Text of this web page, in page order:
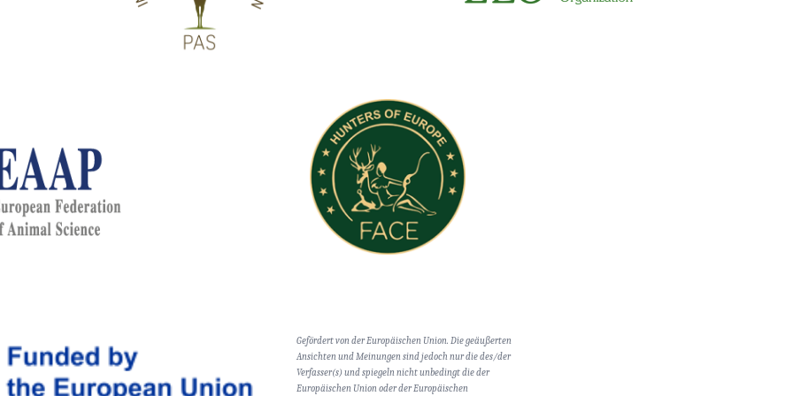
Gefördert von der Europäischen Union. Die geäußerten
Ansichten und Meinungen sind jedoch nur die des/der
Verfasser(s) und spiegeln nicht unbedingt die der
Europäischen Union oder der Europäischen